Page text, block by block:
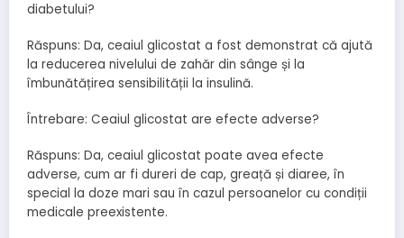
diabetului?
Răspuns: Da, ceaiul glicostat a fost demonstrat că ajută
la reducerea nivelului de zahăr din sânge și la
îmbunătățirea sensibilității la insulină.
Întrebare: Ceaiul glicostat are efecte adverse?
Răspuns: Da, ceaiul glicostat poate avea efecte
adverse, cum ar fi dureri de cap, greață și diaree, în
special la doze mari sau în cazul persoanelor cu condiții
medicale preexistente.